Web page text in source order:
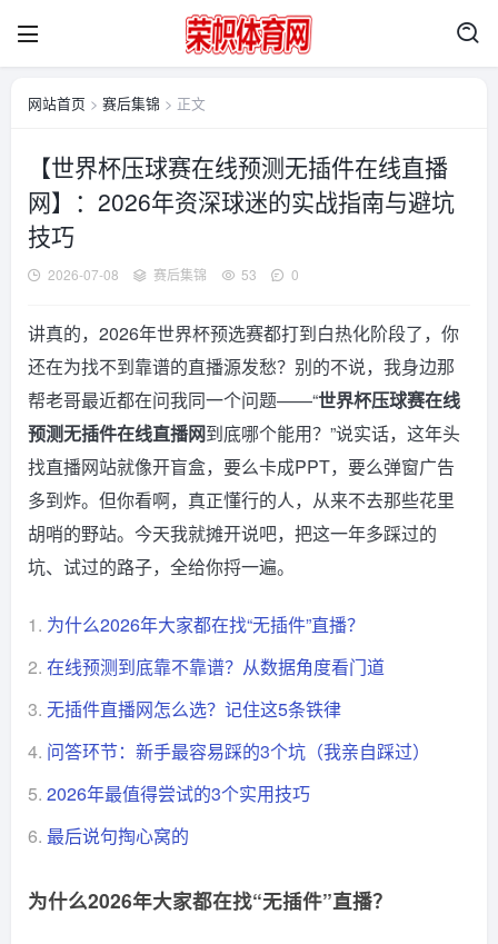
网站首页 > 赛后集锦 > 正文
【世界杯压球赛在线预测无插件在线直播
网】：2026年资深球迷的实战指南与避坑
技巧
2026-07-08 赛后集锦 53 0
讲真的，2026年世界杯预选赛都打到白热化阶段了，你
还在为找不到靠谱的直播源发愁？别的不说，我身边那
帮老哥最近都在问我同一个问题——“世界杯压球赛在线
预测无插件在线直播网到底哪个能用？”说实话，这年头
找直播网站就像开盲盒，要么卡成PPT，要么弹窗广告
多到炸。但你看啊，真正懂行的人，从来不去那些花里
胡哨的野站。今天我就摊开说吧，把这一年多踩过的
坑、试过的路子，全给你捋一遍。
1. 为什么2026年大家都在找“无插件”直播？
2. 在线预测到底靠不靠谱？从数据角度看门道
3. 无插件直播网怎么选？记住这5条铁律
4. 问答环节：新手最容易踩的3个坑（我亲自踩过）
5. 2026年最值得尝试的3个实用技巧
6. 最后说句掏心窝的
为什么2026年大家都在找“无插件”直播？